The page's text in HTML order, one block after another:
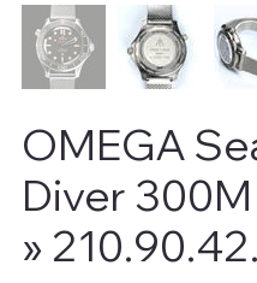
OMEGA
Diver
»